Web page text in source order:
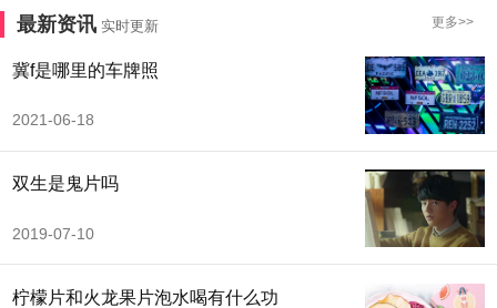
最新资讯 实时更新 更多>>
冀f是哪里的车牌照
2021-06-18
双生是鬼片吗
2019-07-10
柠檬片和火龙果片泡水喝有什么功